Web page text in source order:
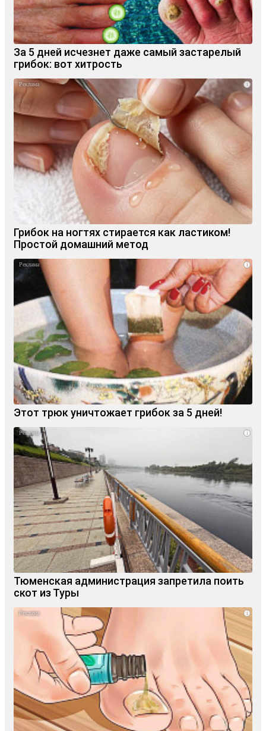
За 5 дней исчезнет даже самый застарелый
грибок: вот хитрость
i
Грибок на ногтях стирается как ластиком!
Простой домашний метод
i
Этот трюк уничтожает грибок за 5 дней!
i
Тюменская администрация запретила поить
скот из Туры
i